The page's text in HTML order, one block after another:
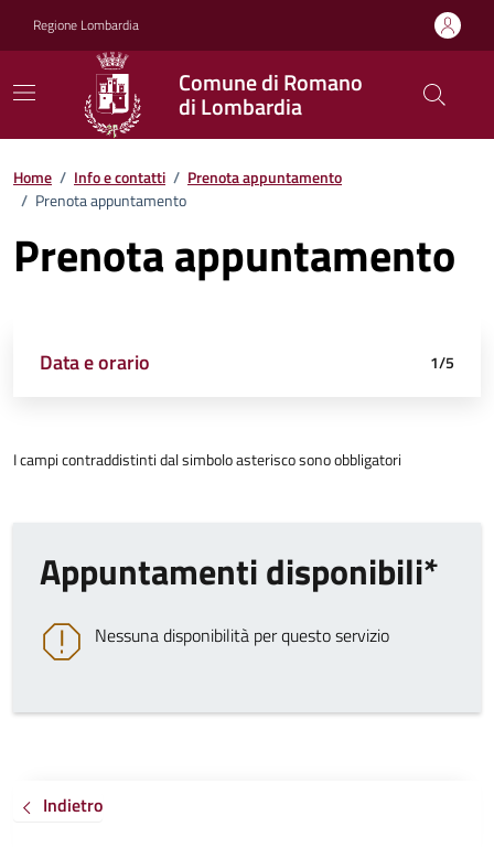
Regione Lombardia
Comune di Romano
di Lombardia
Home / Info e contatti / Prenota appuntamento
/ Prenota appuntamento
Prenota appuntamento
Luogo Confermato
Dettagli appuntamento
Data e orario
Richiedente
Riepilogo 1/5
I campi contraddistinti dal simbolo asterisco sono obbligatori
Appuntamenti disponibili*
Nessuna disponibilità per questo servizio
Indietro